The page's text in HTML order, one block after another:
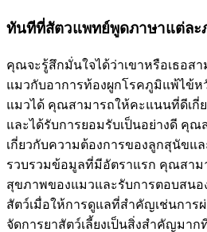
ทันทีที่สัตวแพทย์พูดภาษาแต่ล
คุณจะรู้สึกมั่นใจได้ว่าเขาหรือเธอสา
แมวกับอาการท้องผูกโรคภูมิแพ้ไข้
แมวได้ คุณสามารถให้คะแนนที่ดีเกี่
และได้รับการยอมรับเป็นอย่างดี คุ
เกี่ยวกับความต้องการของลูกสุนัขแ
รวบรวมข้อมูลที่มีอัตราแรก คุณสาม
สุขภาพของแมวและรับการตอบสนอ
สัตว์เมื่อให้การดูแลที่สำคัญเช่นการ
จัดการยาสัตว์เลี้ยงเป็นสิ่งสำคัญมาก